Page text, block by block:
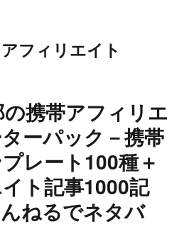
フィリエイト
携帯アフィリエ
ーパック－携帯
レート100種＋
ト記事1000記
ねるでネタバ